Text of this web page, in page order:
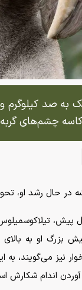
به صد
کاسه چشم‌های
در حال رشد او،
بزرگ او به
آوردن اندام شکارش